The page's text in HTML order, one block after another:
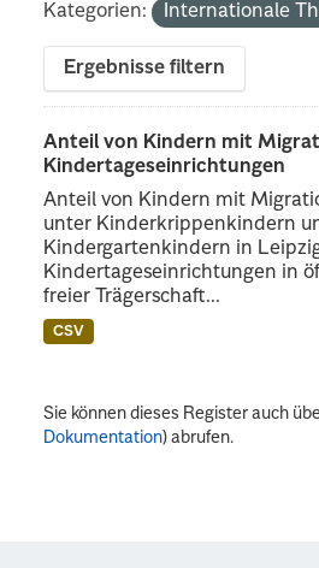
Kategorien:
Internationale
Ergebnisse filtern
Anteil von Kindern mit
Kindertageseinrichtungen
Anteil von Kindern mit
unter Kinderkrippenkindern
Kindergartenkindern in
Kindertageseinrichtungen in
freier Trägerschaft...
CSV
Sie können dieses Register auch
Dokumentation) abrufen.